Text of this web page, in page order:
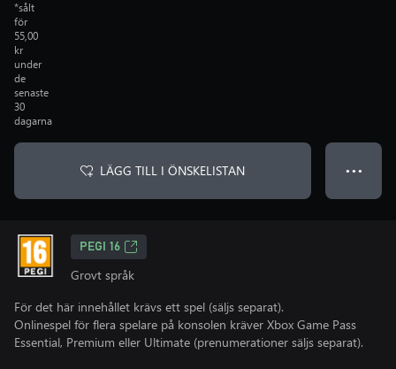
*sålt
för
55,00
kr
under
de
senaste
30
dagarna
LÄGG TILL I ÖNSKELISTAN ● ● ●
PEGI 16
Grovt språk
För det här innehållet krävs ett spel (säljs separat).
Onlinespel för flera spelare på konsolen kräver Xbox Game Pass
Essential, Premium eller Ultimate (prenumerationer säljs separat).